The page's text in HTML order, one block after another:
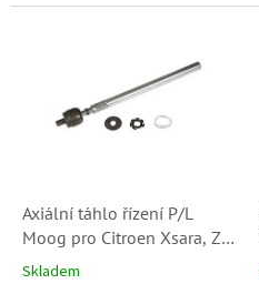
Axiální táhlo řízení P/L
Moog pro Citroen Xsara, ZX,
Berlingo a Xsara Picasso
Skladem